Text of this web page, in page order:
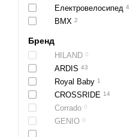
Електровелосипед 4
BMX 2
Бренд
HILAND 0
ARDIS 43
Royal Baby 1
CROSSRIDE 14
Corrado 0
GENIO 0